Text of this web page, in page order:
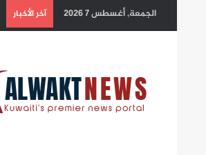
الجمعة, أغسطس 7 2026 آخر الأخبار